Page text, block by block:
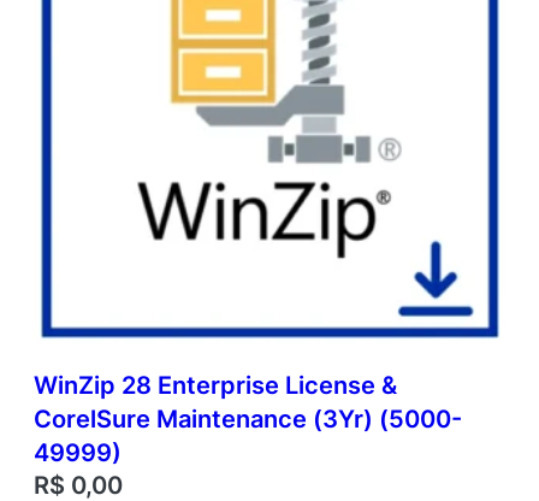
WinZip 28 Enterprise License &
CorelSure Maintenance (3Yr) (5000-
49999)
R$ 0,00